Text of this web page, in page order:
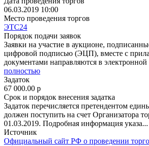
06.03.2019 10:00
Место проведения торгов
ЭТС24
Порядок подачи заявок
Заявки на участие в аукционе,
цифровой подписью (ЭЦП), вместе с
документами направляются в электронной
полностью
Задаток
67 000.00 p
Срок и порядок внесения задатка
Задаток перечисляется претендентом
должен поступить на счет Организатора
01.03.2019. Подробная информация указа...
Источник
Официальный сайт РФ о проведении